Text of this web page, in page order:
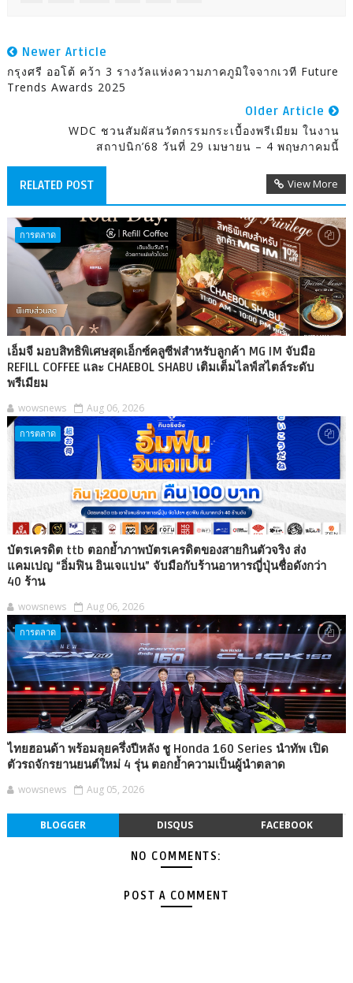
Newer Article
กรุงศรี ออโต้ คว้า 3 รางวัลแห่งความภาคภูมิใจจากเวที Future
Trends Awards 2025
Older Article
WDC ชวนสัมผัสนวัตกรรมกระเบื้องพรีเมียม ในงาน
สถาปนิก’68 วันที่ 29 เมษายน – 4 พฤษภาคมนี้
RELATED POST View More
การตลาด
เอ็มจี มอบสิทธิพิเศษสุดเอ็กซ์คลูซีฟสำหรับลูกค้า MG IM จับมือ
REFILL COFFEE และ CHAEBOL SHABU เติมเต็มไลฟ์สไตล์ระดับ
พรีเมียม
wowsnews Aug 06, 2026
การตลาด
บัตรเครดิต ttb ตอกย้ำภาพบัตรเครดิตของสายกินตัวจริง ส่ง
แคมเปญ “อิ่มฟิน อินเจแปน” จับมือกับร้านอาหารญี่ปุ่นชื่อดังกว่า
40 ร้าน
wowsnews Aug 06, 2026
การตลาด
ไทยฮอนด้า พร้อมลุยครึ่งปีหลัง ชู Honda 160 Series นำทัพ เปิด
ตัวรถจักรยานยนต์ใหม่ 4 รุ่น ตอกย้ำความเป็นผู้นำตลาด
wowsnews Aug 05, 2026
BLOGGER DISQUS FACEBOOK
NO COMMENTS:
POST A COMMENT